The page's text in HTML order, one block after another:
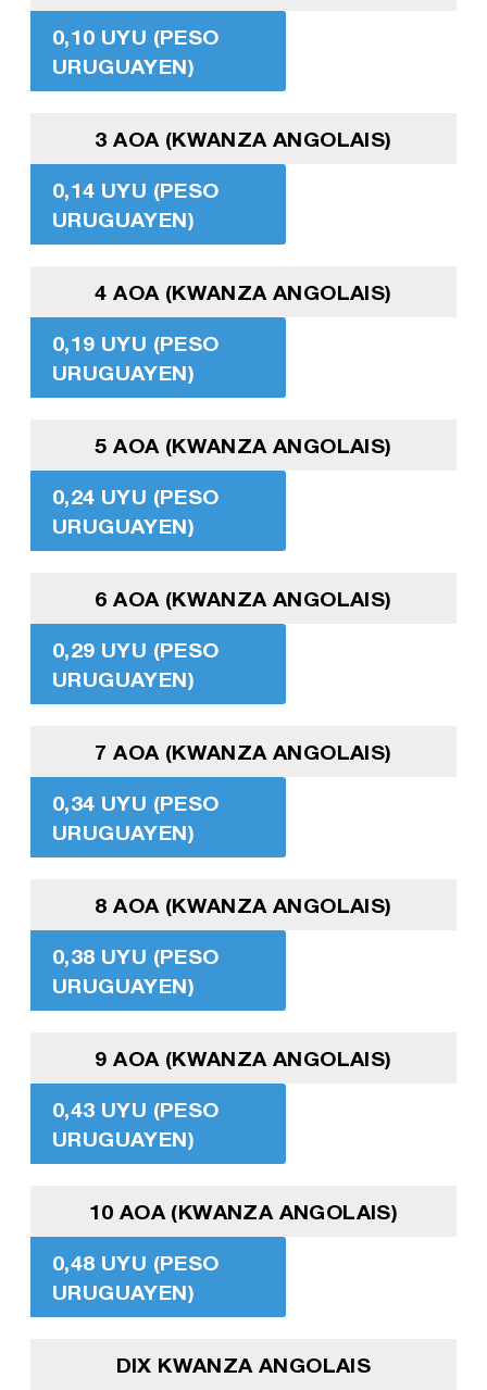
0,10 UYU (PESO
URUGUAYEN)
3 AOA (KWANZA ANGOLAIS)
0,14 UYU (PESO
URUGUAYEN)
4 AOA (KWANZA ANGOLAIS)
0,19 UYU (PESO
URUGUAYEN)
5 AOA (KWANZA ANGOLAIS)
0,24 UYU (PESO
URUGUAYEN)
6 AOA (KWANZA ANGOLAIS)
0,29 UYU (PESO
URUGUAYEN)
7 AOA (KWANZA ANGOLAIS)
0,34 UYU (PESO
URUGUAYEN)
8 AOA (KWANZA ANGOLAIS)
0,38 UYU (PESO
URUGUAYEN)
9 AOA (KWANZA ANGOLAIS)
0,43 UYU (PESO
URUGUAYEN)
10 AOA (KWANZA ANGOLAIS)
0,48 UYU (PESO
URUGUAYEN)
DIX KWANZA ANGOLAIS